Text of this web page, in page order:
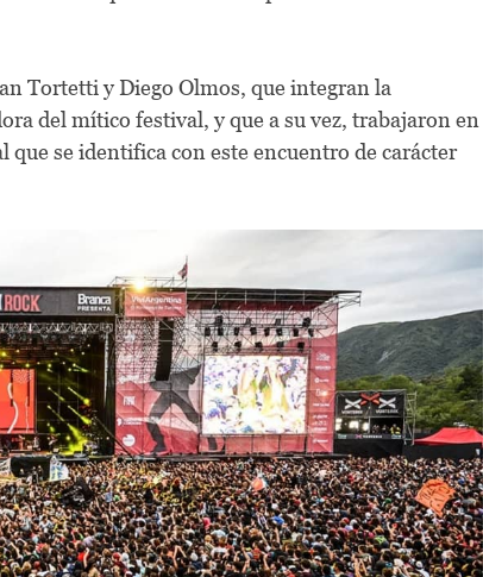
Tortetti y Diego Olmos, que integran la
del mítico festival, y que a su vez, trabajaron en
se identifica con este encuentro de carácter